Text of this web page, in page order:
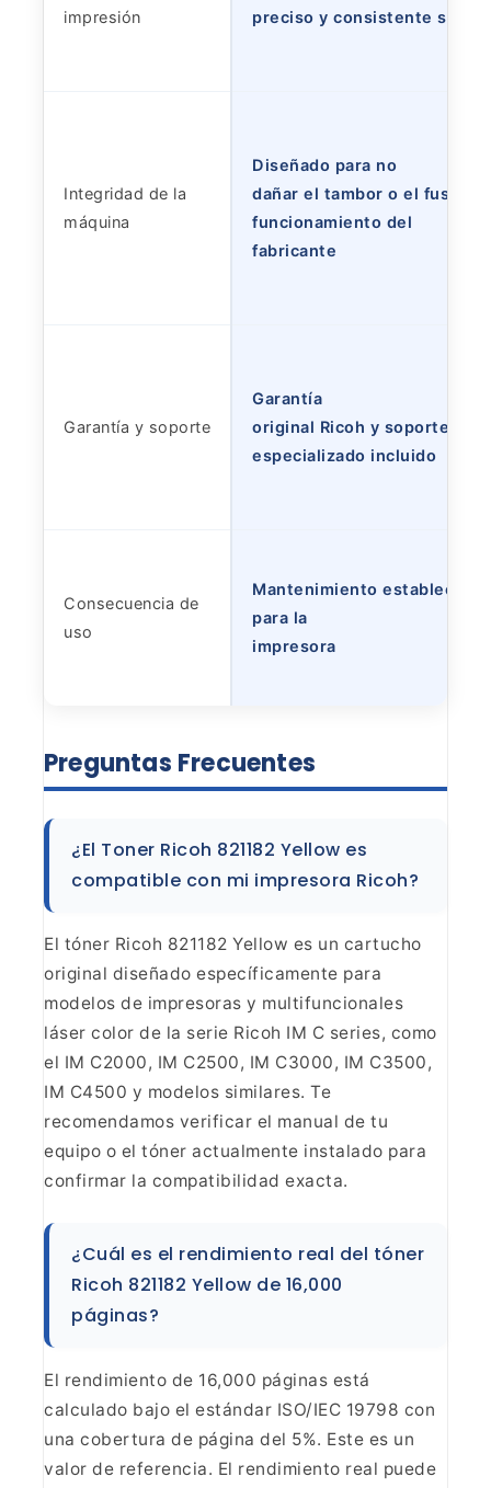
impresión
preciso y consistente sin
Integridad de la
máquina
Diseñado para no
dañar el tambor o el fusor;
funcionamiento del
fabricante
Garantía y soporte
Garantía
original Ricoh y soporte
especializado incluido
Consecuencia de
uso
Mantenimiento establecido
para la
impresora
Preguntas Frecuentes
¿El Toner Ricoh 821182 Yellow es
compatible con mi impresora Ricoh?
El tóner Ricoh 821182 Yellow es un cartucho
original diseñado específicamente para
modelos de impresoras y multifuncionales
láser color de la serie Ricoh IM C series, como
el IM C2000, IM C2500, IM C3000, IM C3500,
IM C4500 y modelos similares. Te
recomendamos verificar el manual de tu
equipo o el tóner actualmente instalado para
confirmar la compatibilidad exacta.
¿Cuál es el rendimiento real del tóner
Ricoh 821182 Yellow de 16,000
páginas?
El rendimiento de 16,000 páginas está
calculado bajo el estándar ISO/IEC 19798 con
una cobertura de página del 5%. Este es un
valor de referencia. El rendimiento real puede